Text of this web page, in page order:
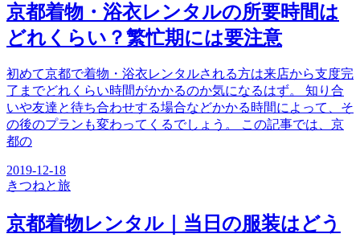
京都着物・浴衣レンタルの所要時間は
どれくらい？繁忙期には要注意
初めて京都で着物・浴衣レンタルされる方は来店から支度完
了までどれくらい時間がかかるのか気になるはず。 知り合
いや友達と待ち合わせする場合などかかる時間によって、そ
の後のプランも変わってくるでしょう。 この記事では、京
都の
2019-12-18
きつねと旅
京都着物レンタル｜当日の服装はどう